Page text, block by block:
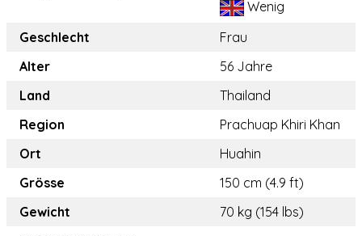
Wenig
Geschlecht
Frau
Alter
56 Jahre
Land
Thailand
Region
Prachuap Khiri Khan
Ort
Huahin
Grösse
150 cm (4.9 ft)
Gewicht
70 kg (154 lbs)